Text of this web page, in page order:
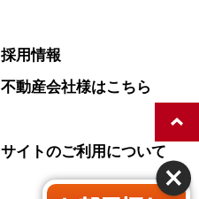
採用情報
不動産会社様はこちら
サイトのご利用について